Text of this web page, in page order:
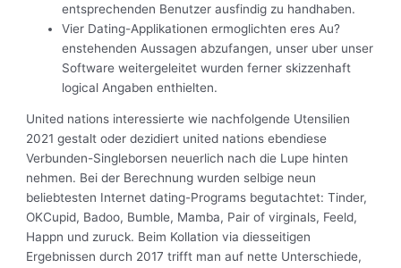
entsprechenden Benutzer ausfindig zu handhaben.
Vier Dating-Applikationen ermoglichten eres Au?
enstehenden Aussagen abzufangen, unser uber unser
Software weitergeleitet wurden ferner skizzenhaft
logical Angaben enthielten.
United nations interessierte wie nachfolgende Utensilien
2021 gestalt oder dezidiert united nations ebendiese
Verbunden-Singleborsen neuerlich nach die Lupe hinten
nehmen. Bei der Berechnung wurden selbige neun
beliebtesten Internet dating-Programs begutachtet: Tinder,
OKCupid, Badoo, Bumble, Mamba, Pair of virginals, Feeld,
Happn und zuruck. Beim Kollation via diesseitigen
Ergebnissen durch 2017 trifft man auf nette Unterschiede,